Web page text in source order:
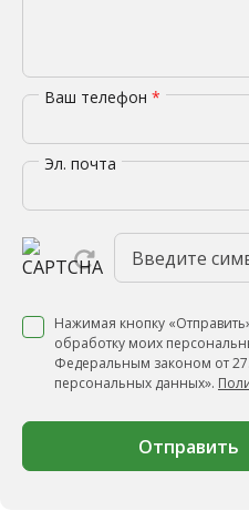
Ваш телефон *
Эл. почта
Нажимая кнопку
обработку моих
Федеральным законом от
персональных данных».
Отправить